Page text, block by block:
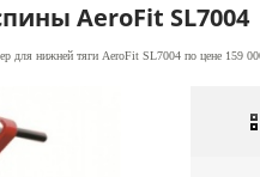
AeroFit SL7004
для нижней тяги AeroFit SL7004 по цене 159